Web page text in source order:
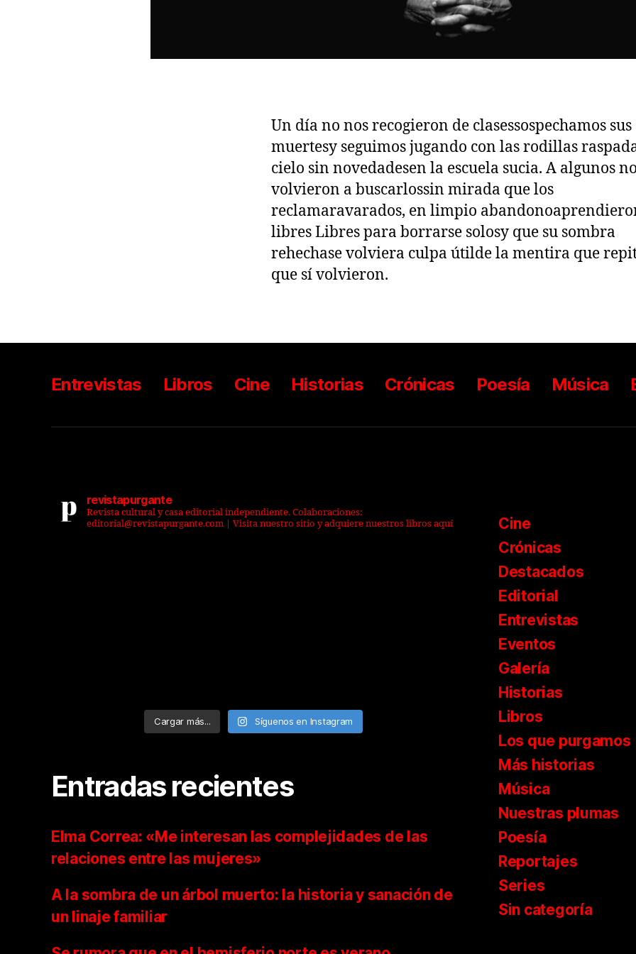
Un día no nos recogieron de clasessospechamos sus
muertesy seguimos jugando con las rodillas
cielo sin novedadesen la escuela sucia. A algunos
volvieron a buscarlossin mirada que los
reclamaravarados, en limpio
libres Libres para borrarse solosy que su sombra
rehechase volviera culpa útilde la mentira que
que sí volvieron.
Entrevistas Libros Cine Historias Crónicas Poesía Música
revistapurgante
Revista cultural y casa editorial independiente. Colaboraciones:
editorial@revistapurgante.com | Visita nuestro sitio y adquiere nuestros libros aquí
Cargar más... Síguenos en Instagram
Entradas recientes
Elma Correa: «Me interesan las complejidades de las
relaciones entre las mujeres»
A la sombra de un árbol muerto: la historia y sanación de
un linaje familiar
Cine
Crónicas
Destacados
Editorial
Entrevistas
Eventos
Galería
Historias
Libros
Los que purgamos
Más historias
Música
Nuestras plumas
Poesía
Reportajes
Series
Sin categoría